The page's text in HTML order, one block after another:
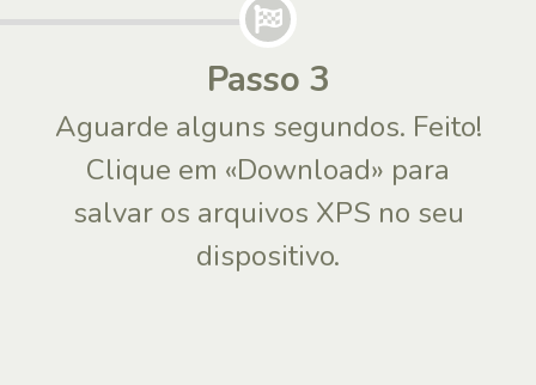
Passo 3
Aguarde alguns segundos. Feito!
Clique em «Download» para
salvar os arquivos XPS no seu
dispositivo.